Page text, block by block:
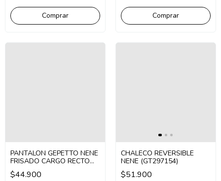
Comprar Comprar
PANTALON GEPETTO NENE
FRISADO CARGO RECTO
(GT297342)
$44.900
CHALECO REVERSIBLE
NENE (GT297154)
$51.900